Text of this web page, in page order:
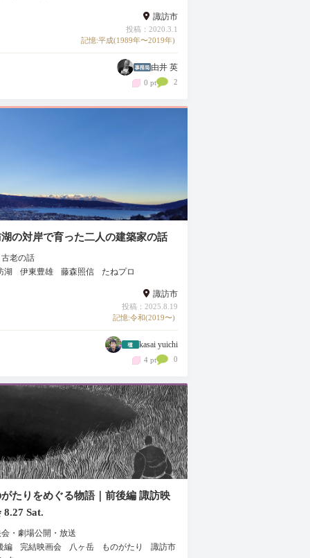
諏訪市
投稿：2020.3.1
記憶:平成(1989年〜2019年)
由井 英
0 pt 2
の対岸で育った二人の建築家の話
老の話
湖
伊東豊雄 藤森照信 たねプロ
諏訪市
投稿：2025.8.19
記憶:令和(2019〜)
kasai yuichi
4 pt 0
たりをめぐる物語｜前後編 諏訪映
8.27 Sat.
・劇場公開・放送
編
完結映画会 八ヶ岳 ものがたり
諏訪市